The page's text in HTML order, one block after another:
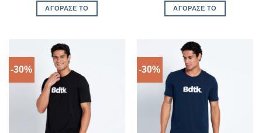
was:
€25,90.
ΑΓΌΡΑΣΈ ΤΟ
was:
€24,90.
ΑΓΌΡΑΣΈ ΤΟ
-30% -30%